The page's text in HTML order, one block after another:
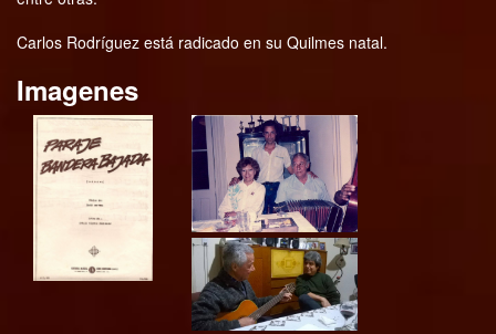
Carlos Rodríguez está radicado en su Quilmes natal.
Imagenes